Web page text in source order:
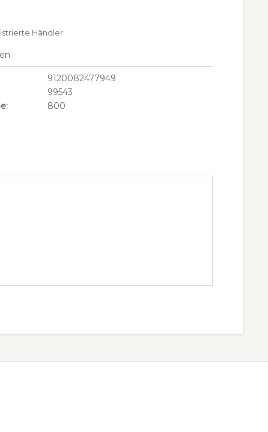
Händler
9120082477949
99543
800